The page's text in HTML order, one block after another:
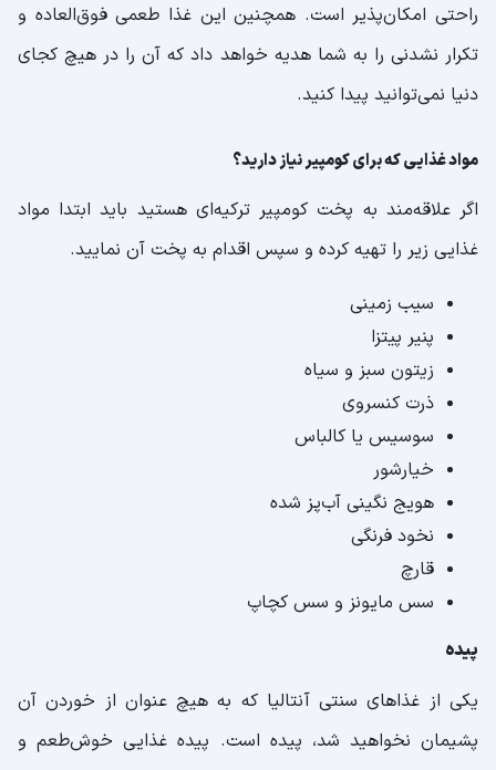
راحتی امکان‌پذیر است. همچنین این غذا طعمی فوق‌العاده و
تکرار نشدنی را به شما هدیه خواهد داد که آن را در هیچ کجای
دنیا نمی‌توانید پیدا کنید.
مواد غذایی که برای کومپیر نیاز دارید؟
اگر علاقه‌مند به پخت کومپیر ترکیه‌ای هستید باید ابتدا مواد
غذایی زیر را تهیه کرده و سپس اقدام به پخت آن نمایید.
سیب‌ زمینی
پنیر پیتزا
زیتون سبز و سیاه
ذرت کنسروی
سوسیس یا کالباس
خیارشور
هویج نگینی آب‌پز شده
نخود فرنگی
قارچ
سس مایونز و سس کچاپ
پیده
یکی از غذاهای سنتی آنتالیا که به هیچ عنوان از خوردن آن
پشیمان نخواهید شد، پیده است. پیده غذایی خوش‌طعم و